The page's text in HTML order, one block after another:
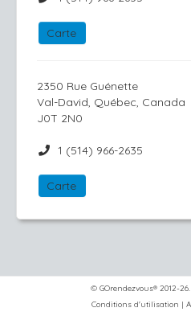
Carte
2350 Rue Guénette
Val-David, Québec, Canada
J0T 2N0
1 (514) 966-2635
Carte
© GOrendezvous® 2012-
Conditions d'utilisation |